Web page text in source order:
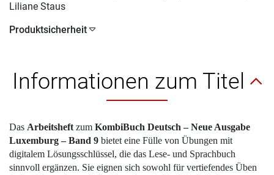
Liliane Staus
Produktsicherheit
Informationen zum Titel
Das Arbeitsheft zum KombiBuch Deutsch – Neue Ausgabe
Luxemburg – Band 9 bietet eine Fülle von Übungen mit
digitalem Lösungsschlüssel, die das Lese- und Sprachbuch
sinnvoll ergänzen. Sie eignen sich sowohl für vertiefendes Üben